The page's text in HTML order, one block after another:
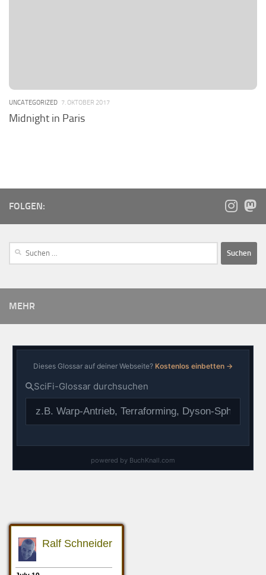
UNCATEGORIZED 7. OKTOBER 2017
Midnight in Paris
FOLGEN:
MEHR